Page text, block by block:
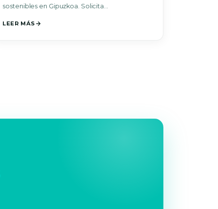
sostenibles en Gipuzkoa. Solicita
LEER MÁS